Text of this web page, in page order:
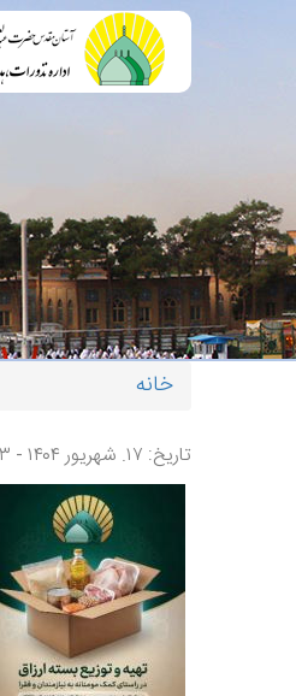
رفتن به محتوای اصلی
شما اینجا هستید
خانه
تاریخ: ۱۷. شهریور ۱۴۰۴ - ۱۲:۲۳